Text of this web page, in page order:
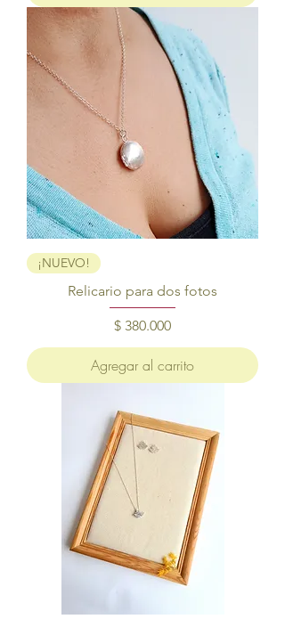
¡NUEVO!
Relicario para dos fotos
Precio
$ 380.000
Agregar al carrito